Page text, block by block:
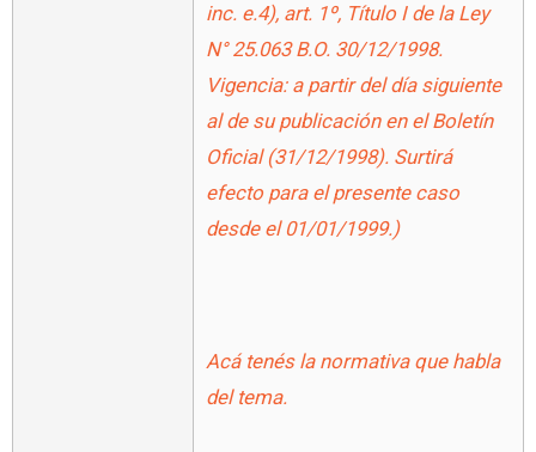
inc. e.4), art. 1º, Título I de la Ley
N° 25.063B.O. 30/12/1998.
Vigencia: a partir del día siguiente
al de su publicación en el Boletín
Oficial (31/12/1998). Surtirá
efecto para el presente caso
desde el 01/01/1999.)
Acá tenés la normativa que habla
del tema.